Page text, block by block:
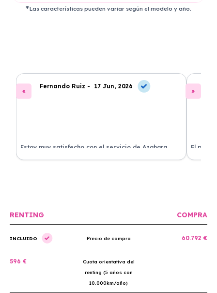
Las características pueden variar según el modelo y año.
Fernando Ruiz - 17 Jun, 2026
Estoy muy satisfecho con el servicio de Azahara
Renting. El coche está en perfectas condiciones y el
El
llegó
RENTING COMPRA
INCLUIDO Precio de compra 60.792 €
596 €
Cuota orientativa del
renting (5 años con
10.000km/año)